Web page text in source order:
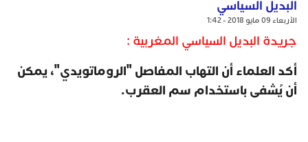
البديل السياسي
الأربعاء 09 مايو 2018 - 1:42
جريدة البديل السياسي المغربية :
أكد العلماء أن التهاب المفاصل "الروماتويدي"، يمكن
أن يُشفى باستخدام سم العقرب.